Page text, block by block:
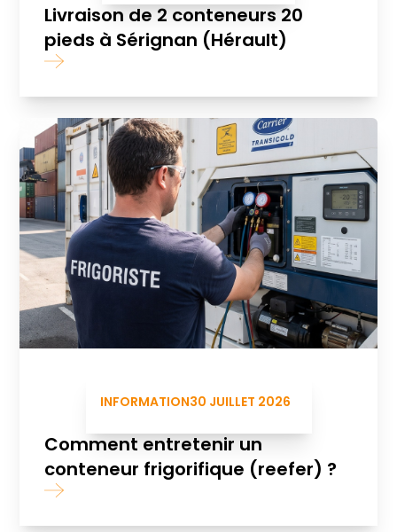
Livraison de 2 conteneurs 20
pieds à Sérignan (Hérault)
INFORMATION30 JUILLET 2026
Comment entretenir un
conteneur frigorifique (reefer) ?